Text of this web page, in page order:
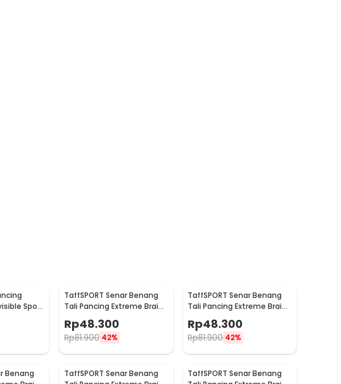
Spot
TaffSPORT Senar Benang
Tali Pancing Extreme Braid
5.0 500M - FM-PEL
Rp48.300
Rp81.900 42%
TaffSPORT Senar Benang
Tali Pancing Extreme Braid
3.0 500M - FM-PEL
Rp48.300
Rp81.900 42%
Benang
TaffSPORT Senar Benang
TaffSPORT Senar Benang